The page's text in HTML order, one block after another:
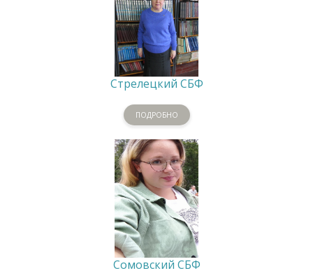
Стрелецкий СБФ
ПОДРОБНО
Сомовский СБФ